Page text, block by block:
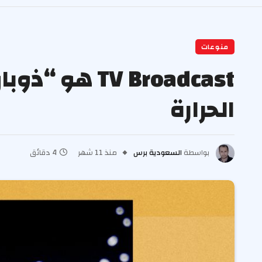
منوعات
الحرارة
بواسطة السعودية برس منذ 11 شهر 4 دقائق